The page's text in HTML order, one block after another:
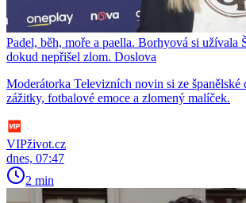
Padel, běh, moře a paella. Borhyová si užívala
dokud nepřišel zlom. Doslova
Moderátorka Televizních novin si ze španělské
zážitky, fotbalové emoce a zlomený malíček.
VIPživot.cz
dnes, 07:47
2 min